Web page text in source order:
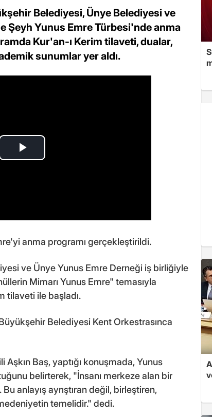
Belediyesi, Ünye Belediyesi ve
Şeyh Yunus Emre Türbesi'nde anma
Kur'an-ı Kerim tilaveti, dualar,
sunumlar yer aldı.
anma programı gerçekleştirildi.
ve Ünye Yunus Emre Derneği iş birliğiyle
Mimarı Yunus Emre" temasıyla
tilaveti ile başladı.
Belediyesi Kent Orkestrasınca
Baş, yaptığı konuşmada, Yunus
belirterek, "İnsanı merkeze alan bir
anlayış ayrıştıran değil, birleştiren,
temelidir." dedi.